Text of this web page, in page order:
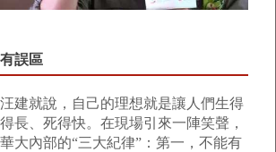
誤區
建就說，自己的理想就是讓人們生得
長、死得快。在現場引來一陣笑聲，
大內部的“三大紀律”：第一，不能有